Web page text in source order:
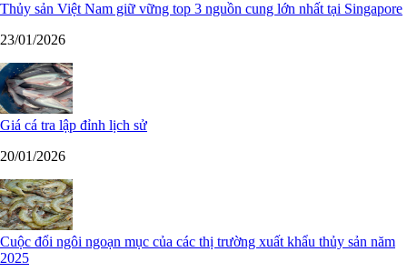
Thủy sản Việt Nam giữ vững top 3 nguồn cung lớn nhất tại Singapore
23/01/2026
Giá cá tra lập đỉnh lịch sử
20/01/2026
Cuộc đổi ngôi ngoạn mục của các thị trường xuất khẩu thủy sản năm
2025